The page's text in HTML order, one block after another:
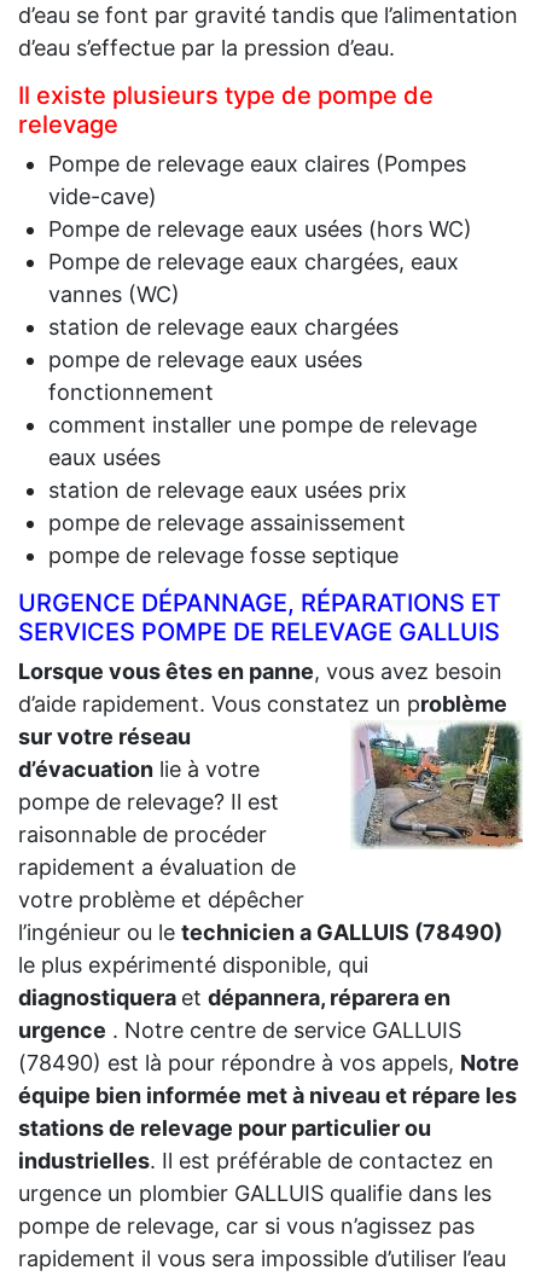
d’eau se font par gravité tandis que l’alimentation
d’eau s’effectue par la pression d’eau.
Il existe plusieurs type de pompe de
relevage
Pompe de relevage eaux claires (Pompes
vide-cave)
Pompe de relevage eaux usées (hors WC)
Pompe de relevage eaux chargées, eaux
vannes (WC)
station de relevage eaux chargées
pompe de relevage eaux usées
fonctionnement
comment installer une pompe de relevage
eaux usées
station de relevage eaux usées prix
pompe de relevage assainissement
pompe de relevage fosse septique
URGENCE DÉPANNAGE, RÉPARATIONS ET
SERVICES POMPE DE RELEVAGE GALLUIS
Lorsque vous êtes en panne, vous avez besoin
d’aide rapidement. Vous constatez un problème
sur votre réseau
d’évacuation lie à votre
pompe de relevage? Il est
raisonnable de procéder
rapidement a évaluation de
votre problème et dépêcher
l’ingénieur ou le technicien a GALLUIS (78490)
le plus expérimenté disponible, qui
diagnostiquera et dépannera, réparera en
urgence . Notre centre de service GALLUIS
(78490) est là pour répondre à vos appels, Notre
équipe bien informée met à niveau et répare les
stations de relevage pour particulier ou
industrielles. Il est préférable de contactez en
urgence un plombier GALLUIS qualifie dans les
pompe de relevage, car si vous n’agissez pas
rapidement il vous sera impossible d’utiliser l’eau